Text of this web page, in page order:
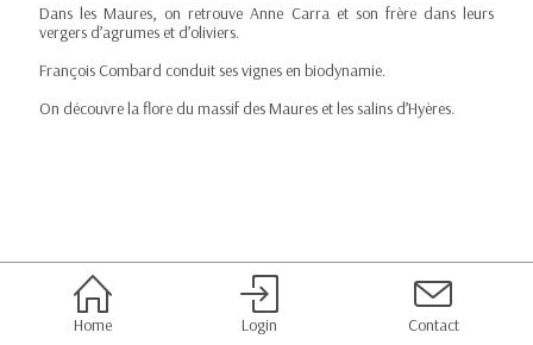
Dans les Maures, on retrouve Anne Carra et son frère dans leurs
vergers d’agrumes et d’oliviers.
François Combard conduit ses vignes en biodynamie.
On découvre la flore du massif des Maures et les salins d’Hyères.
Home Login Contact